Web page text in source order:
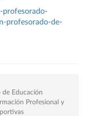
profesorado-
profesorado-de-
de Educación
Profesional y